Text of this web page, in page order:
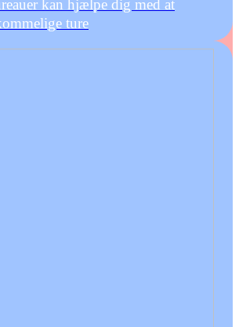
kan hjælpe dig med at
ture